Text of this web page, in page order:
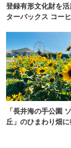
登録有形文化財を
ターバックス コー
「長井海の手公園
丘」のひまわり畑